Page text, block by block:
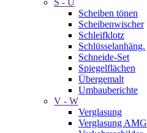
S - U
Scheiben tönen
Scheibenwischer
Schleifklotz
Schlüsselanhäng.
Schneide-Set
Spiegelflächen
Übergemalt
Umbauberichte
V - W
Verglasung
Verglasung AMG